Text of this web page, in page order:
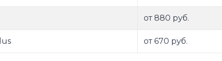
от 880 руб.
от 670 руб.